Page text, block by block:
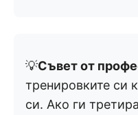
💡Съвет от
тренировките си
си. Ако ги